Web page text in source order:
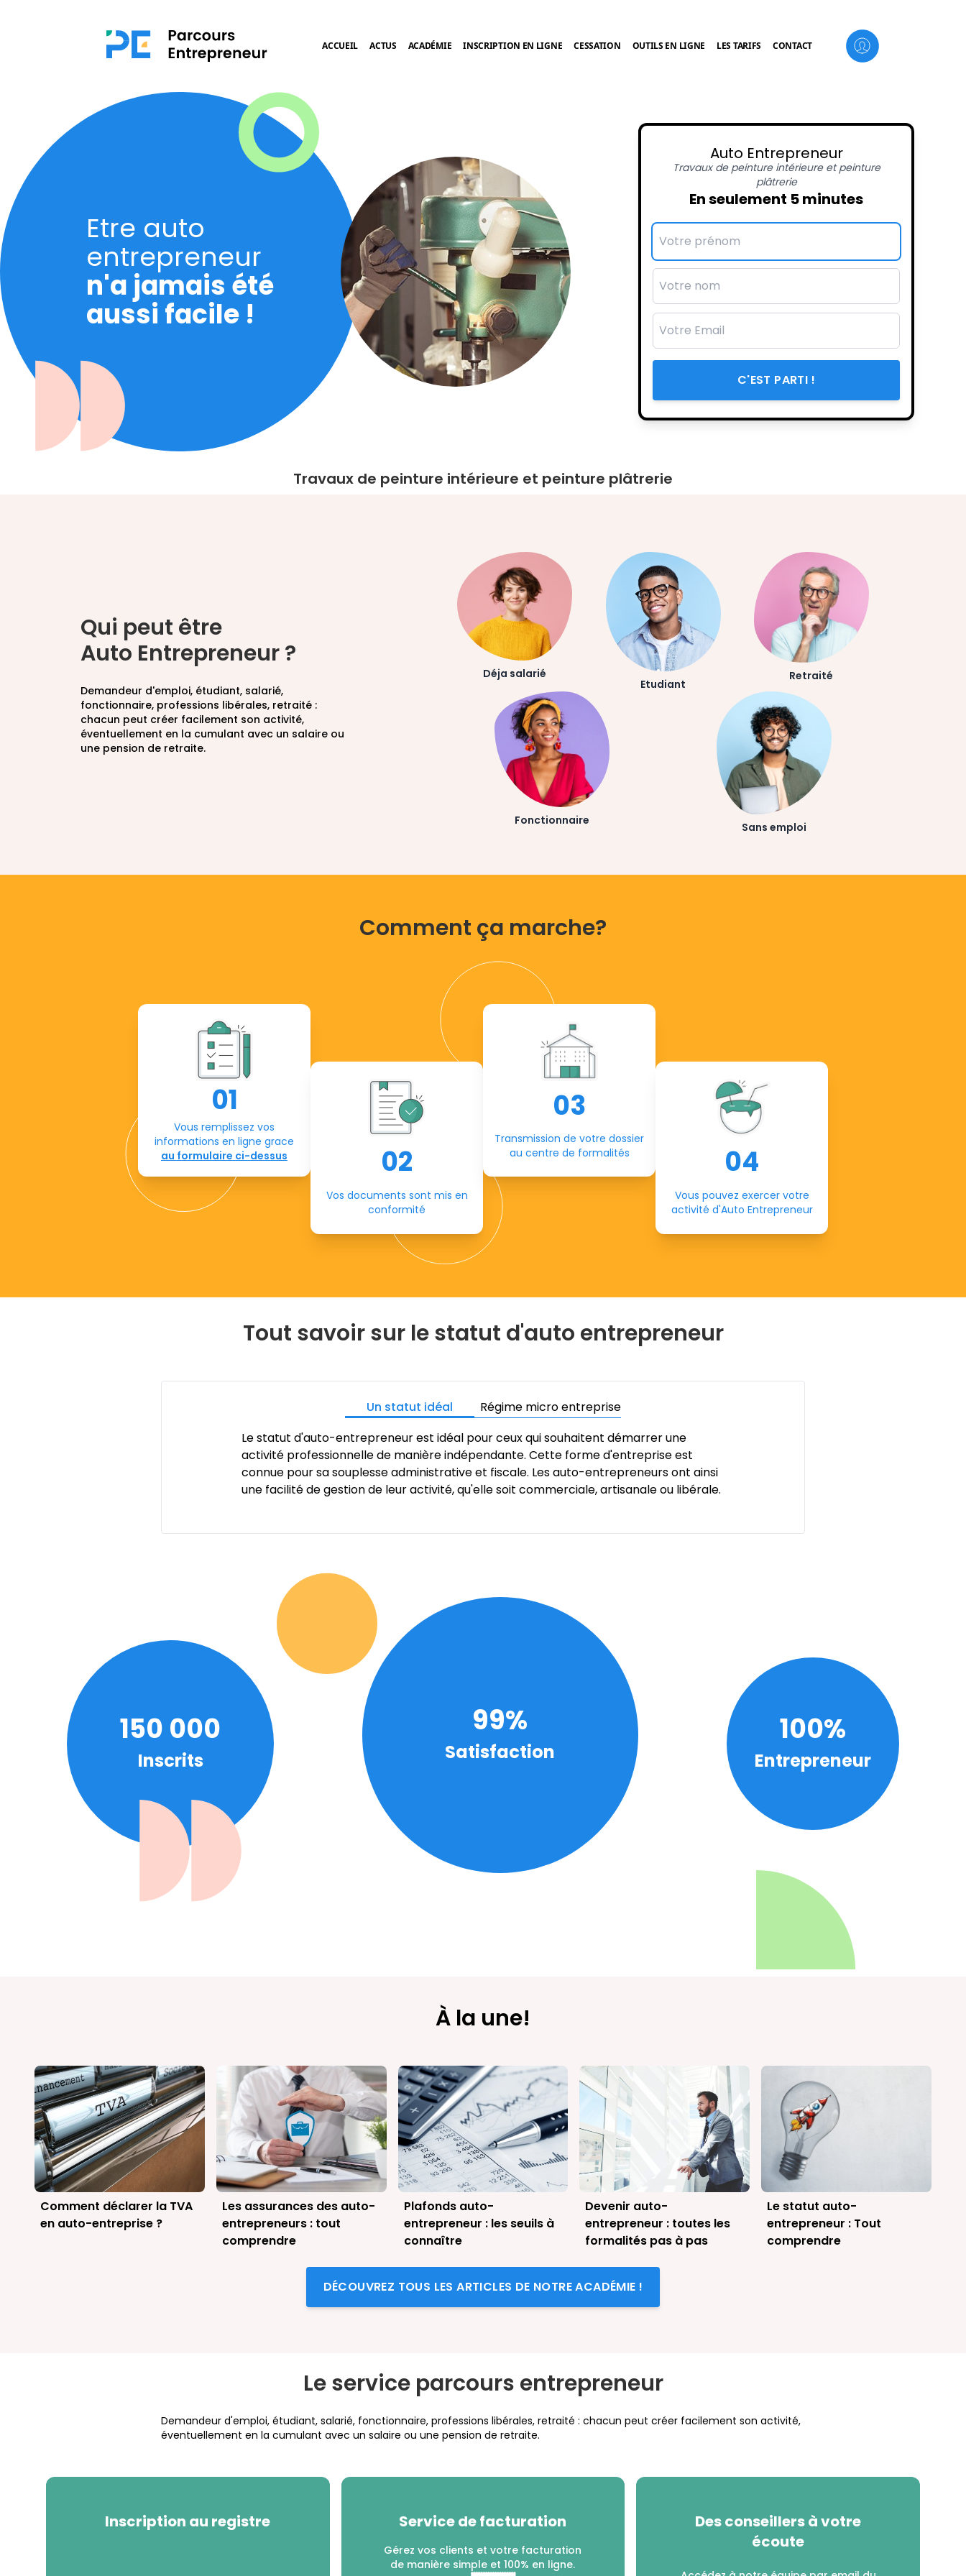
ACCUEIL ACTUS ACADÉMIE INSCRIPTION EN LIGNE CESSATION OUTILS EN LIGNE LES TARIFS CONTACT
Etre auto
entrepreneur
n'a jamais été
aussi facile !
Auto Entrepreneur
Travaux de peinture intérieure et peinture
plâtrerie
En seulement 5 minutes
C'EST PARTI !
Travaux de peinture intérieure et peinture plâtrerie
Qui peut être
Auto Entrepreneur ?
Demandeur d'emploi, étudiant, salarié,
fonctionnaire, professions libérales, retraité :
chacun peut créer facilement son activité,
éventuellement en la cumulant avec un salaire ou
une pension de retraite.
Déja salarié
Etudiant
Retraité
Fonctionnaire
Sans emploi
Comment ça marche?
01
Vous remplissez vos
informations en ligne grace
au formulaire ci-dessus
02
Vos documents sont mis en
conformité
03
Transmission de votre dossier
au centre de formalités
04
Vous pouvez exercer votre
activité d'Auto Entrepreneur
Tout savoir sur le statut d'auto entrepreneur
Un statut idéal
Régime micro entreprise
Le statut d'auto-entrepreneur est idéal pour ceux qui souhaitent démarrer une
activité professionnelle de manière indépendante. Cette forme d'entreprise est
connue pour sa souplesse administrative et fiscale. Les auto-entrepreneurs ont ainsi
une facilité de gestion de leur activité, qu'elle soit commerciale, artisanale ou libérale.
150 000
Inscrits
99%
Satisfaction
100%
Entrepreneur
À la une!
Comment déclarer la TVA
en auto-entreprise ?
Les assurances des auto-
entrepreneurs : tout
comprendre
Plafonds auto-
entrepreneur : les seuils à
connaître
Devenir auto-
entrepreneur : toutes les
formalités pas à pas
Le statut auto-
entrepreneur : Tout
comprendre
DÉCOUVREZ TOUS LES ARTICLES DE NOTRE ACADÉMIE !
Le service parcours entrepreneur
Demandeur d'emploi, étudiant, salarié, fonctionnaire, professions libérales, retraité : chacun peut créer facilement son activité,
éventuellement en la cumulant avec un salaire ou une pension de retraite.
Inscription au registre Service de facturation
Gérez vos clients et votre facturation
de manière simple et 100% en ligne.
Des conseillers à votre
écoute